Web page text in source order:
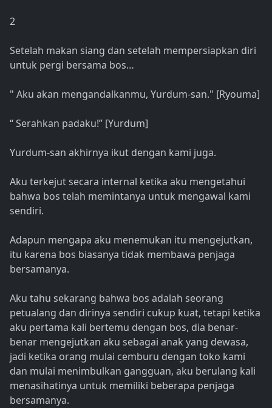
2
Setelah makan siang dan setelah mempersiapkan diri
untuk pergi bersama bos…
" Aku akan mengandalkanmu, Yurdum-san." [Ryouma]
“ Serahkan padaku!” [Yurdum]
Yurdum-san akhirnya ikut dengan kami juga.
Aku terkejut secara internal ketika aku mengetahui
bahwa bos telah memintanya untuk mengawal kami
sendiri.
Adapun mengapa aku menemukan itu mengejutkan,
itu karena bos biasanya tidak membawa penjaga
bersamanya.
Aku tahu sekarang bahwa bos adalah seorang
petualang dan dirinya sendiri cukup kuat, tetapi ketika
aku pertama kali bertemu dengan bos, dia benar-
benar mengejutkan aku sebagai anak yang dewasa,
jadi ketika orang mulai cemburu dengan toko kami
dan mulai menimbulkan gangguan, aku berulang kali
menasihatinya untuk memiliki beberapa penjaga
bersamanya.